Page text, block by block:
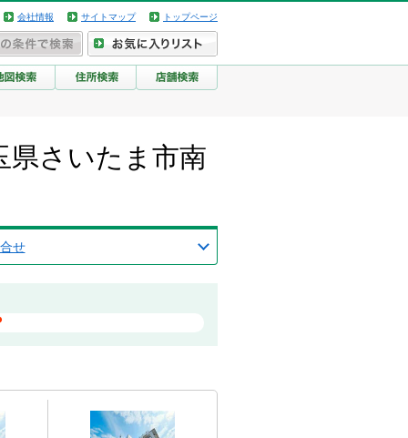
会社情報 サイトマップ トップページ
県さいたま市南
せ